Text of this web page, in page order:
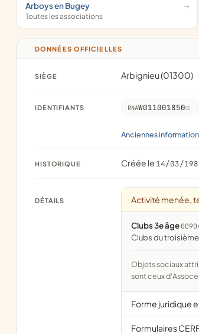
Arboys en Bugey
Toutes les associations
DONNÉES OFFICIELLES
SIÈGE Arbignieu (01300)
IDENTIFIANTS RNAW011001850
Anciennes
HISTORIQUE Créée le 14/03/
DÉTAILS Activité menée,
Clubs 3e âge
clubs du
Objets sociaux attribués par l'administration d'après l'objet déclaré ; activité NAF attribuée par l'INSEE. Les noms courts
sont ceux
Forme juridique
Formulaires